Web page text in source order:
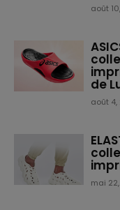
août
de
août 4,
mai